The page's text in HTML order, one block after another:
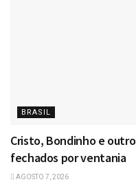
BRASIL
Cristo, Bondinho e
fechados por ventania
AGOSTO 7, 2026